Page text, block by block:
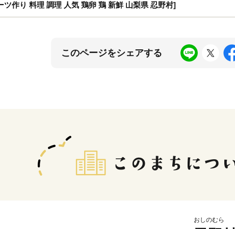
ツ作り 料理 調理 人気 鶏卵 鶏 新鮮 山梨県 忍野村]
このページをシェアする
おしのむら